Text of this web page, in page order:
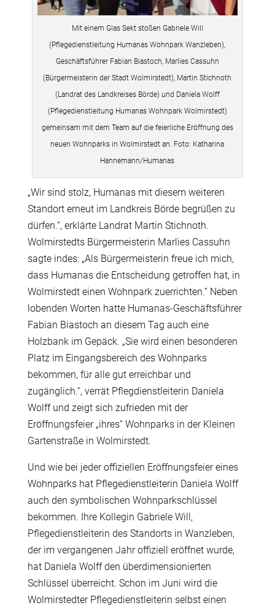
Mit einem Glas Sekt stoßen Gabriele Will
(Pflegedienstleitung Humanas Wohnpark Wanzleben),
Geschäftsführer Fabian Biastoch, Marlies Cassuhn
(Bürgermeisterin der Stadt Wolmirstedt), Martin Stichnoth
(Landrat des Landkreises Börde) und Daniela Wolff
(Pflegedienstleitung Humanas Wohnpark Wolmirstedt)
gemeinsam mit dem Team auf die feierliche Eröffnung des
neuen Wohnparks in Wolmirstedt an. Foto: Katharina
Hannemann/Humanas
„Wir sind stolz, Humanas mit diesem weiteren
Standort erneut im Landkreis Börde begrüßen zu
dürfen.“, erklärte Landrat Martin Stichnoth.
Wolmirstedts Bürgermeisterin Marlies Cassuhn
sagte indes: „Als Bürgermeisterin freue ich mich,
dass Humanas die Entscheidung getroffen hat, in
Wolmirstedt einen Wohnpark zuerrichten.“ Neben
lobenden Worten hatte Humanas-Geschäftsführer
Fabian Biastoch an diesem Tag auch eine
Holzbank im Gepäck. „Sie wird einen besonderen
Platz im Eingangsbereich des Wohnparks
bekommen, für alle gut erreichbar und
zugänglich.“, verrät Pflegdienstleiterin Daniela
Wolff und zeigt sich zufrieden mit der
Eröffnungsfeier „ihres“ Wohnparks in der Kleinen
Gartenstraße in Wolmirstedt.
Und wie bei jeder offiziellen Eröffnungsfeier eines
Wohnparks hat Pflegedienstleiterin Daniela Wolff
auch den symbolischen Wohnparkschlüssel
bekommen. Ihre Kollegin Gabriele Will,
Pflegedienstleiterin des Standorts in Wanzleben,
der im vergangenen Jahr offiziell eröffnet wurde,
hat Daniela Wolff den überdimensionierten
Schlüssel überreicht. Schon im Juni wird die
Wolmirstedter Pflegedienstleiterin selbst einen